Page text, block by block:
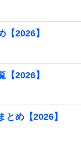
2026】
2026】
め【2026】